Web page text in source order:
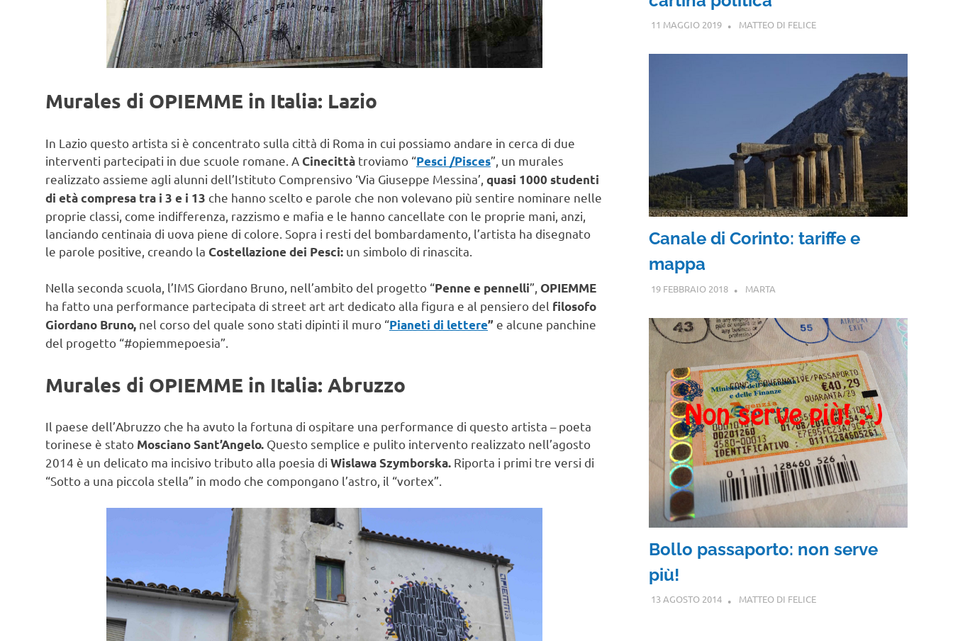
Murales di OPIEMME in Italia: Lazio
In Lazio questo artista si è concentrato sulla città di Roma in cui possiamo andare in cerca di due
interventi partecipati in due scuole romane. A Cinecittà troviamo “Pesci /Pisces”, un murales
realizzato assieme agli alunni dell’Istituto Comprensivo ‘Via Giuseppe Messina’, quasi 1000 studenti
di età compresa tra i 3 e i 13 che hanno scelto e parole che non volevano più sentire nominare nelle
proprie classi, come indifferenza, razzismo e mafia e le hanno cancellate con le proprie mani, anzi,
lanciando centinaia di uova piene di colore. Sopra i resti del bombardamento, l’artista ha disegnato
le parole positive, creando la Costellazione dei Pesci: un simbolo di rinascita.
Nella seconda scuola, l’IMS Giordano Bruno, nell’ambito del progetto “Penne e pennelli”, OPIEMME
ha fatto una performance partecipata di street art art dedicato alla figura e al pensiero del filosofo
Giordano Bruno, nel corso del quale sono stati dipinti il muro “Pianeti di lettere” e alcune panchine
del progetto “#opiemmepoesia”.
Murales di OPIEMME in Italia: Abruzzo
Il paese dell’Abruzzo che ha avuto la fortuna di ospitare una performance di questo artista – poeta
torinese è stato Mosciano Sant’Angelo. Questo semplice e pulito intervento realizzato nell’agosto
2014 è un delicato ma incisivo tributo alla poesia di Wislawa Szymborska. Riporta i primi tre versi di
“Sotto a una piccola stella” in modo che compongano l’astro, il “vortex”.
11 MAGGIO 2019 MATTEO DI FELICE
Canale di Corinto: tariffe e
mappa
19 FEBBRAIO 2018 MARTA
Bollo passaporto: non serve
più!
13 AGOSTO 2014 MATTEO DI FELICE